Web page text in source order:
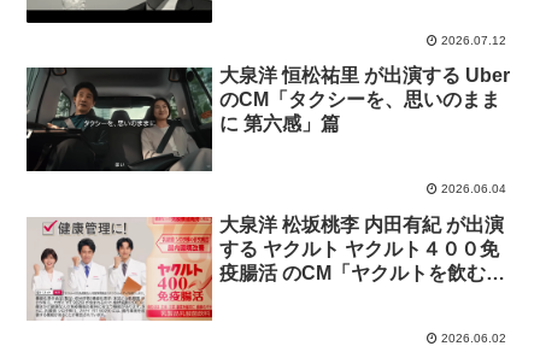
2026.07.12
大泉洋 恒松祐里 が出演する Uber
のCM「タクシーを、思いのまま
に 第六感」篇
2026.06.04
大泉洋 松坂桃李 内田有紀 が出演
する ヤクルト ヤクルト４００免
疫腸活 のCM「ヤクルトを飲む理
2026.06.02